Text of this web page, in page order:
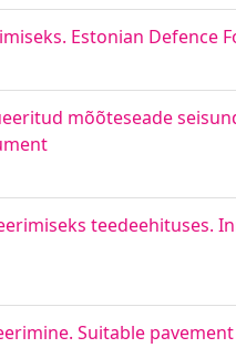
Estonian Defence
mõõteseade
teedeehituses.
Suitable